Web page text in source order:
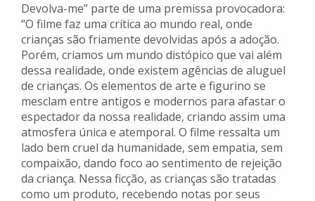
Devolva-me” parte de uma premissa provocadora:
“O filme faz uma crítica ao mundo real, onde
crianças são friamente devolvidas após a adoção.
Porém, criamos um mundo distópico que vai além
dessa realidade, onde existem agências de aluguel
de crianças. Os elementos de arte e figurino se
mesclam entre antigos e modernos para afastar o
espectador da nossa realidade, criando assim uma
atmosfera única e atemporal. O filme ressalta um
lado bem cruel da humanidade, sem empatia, sem
compaixão, dando foco ao sentimento de rejeição
da criança. Nessa ficção, as crianças são tratadas
como um produto, recebendo notas por seus